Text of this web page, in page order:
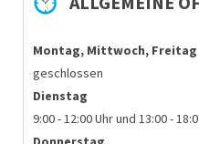
Montag, Mittwoch, Freitag
geschlossen
Dienstag
9:00 - 12:00 Uhr und 13:00 -